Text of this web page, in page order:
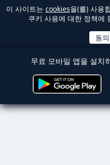
이 사이트는 cookies을(를) 사용
쿠키 사용에 대한 정책에
무료 모바일 앱을 설치